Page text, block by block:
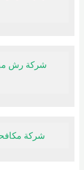
شركة رش
شركة مكافحة